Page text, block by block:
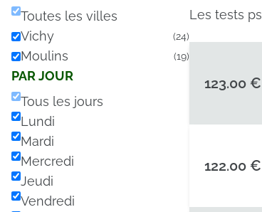
Toutes les villes
Vichy
(24)
Moulins (19)
PAR JOUR
Tous les jours
Lundi
Mardi
Mercredi
Jeudi
Vendredi
Les tests
123.00 €
122.00 €